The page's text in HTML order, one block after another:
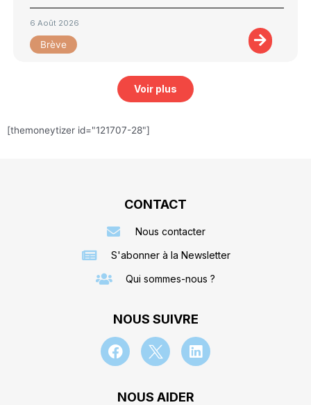
6 Août 2026
Brève
Voir plus
[themoneytizer id="121707-28"]
CONTACT
Nous contacter
S'abonner à la Newsletter
Qui sommes-nous ?
NOUS SUIVRE
NOUS AIDER